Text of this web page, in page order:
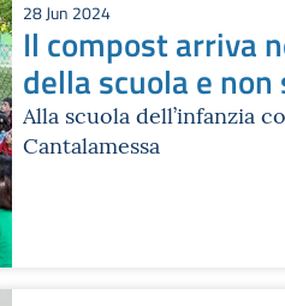
28 Jun 2024
Il compost arriva nel giardino
della scuola e non
Alla scuola dell’infanzia
Cantalamessa